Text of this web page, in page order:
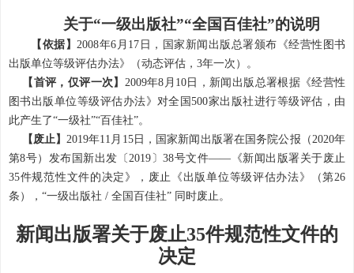
关于“一级出版社”“全国百佳社”的说明
【依据】2008年6月17日，国家新闻出版总署颁布《经营性图书
出版单位等级评估办法》（动态评估，3年一次）。
【首评，仅评一次】 2009年8月10日，新闻出版总署根据《经营性
图书出版单位等级评估办法》对全国500家出版社进行等级评估，由
此产生了“一级社”“百佳社”。
【废止】2019年11月15日，国家新闻出版署在国务院公报（2020年
第8号）发布国新出发〔2019〕38号文件——《新闻出版署关于废止
35件规范性文件的决定》，废止《出版单位等级评估办法》（第26
条），“一级出版社 / 全国百佳社” 同时废止。
新闻出版署关于废止35件规范性文件的
决定